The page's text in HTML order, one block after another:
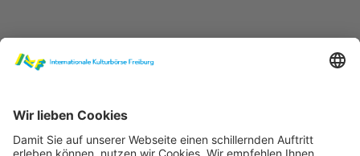
Gender Disclaim